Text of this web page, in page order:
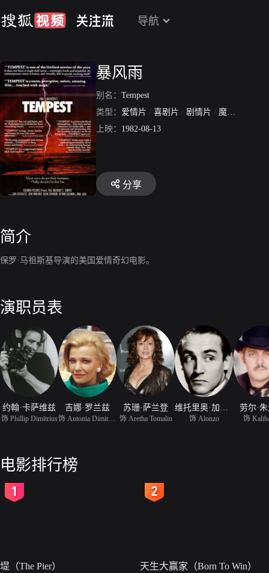
导航
暴风雨
别名： Tempest
类型： 爱情片 / 喜剧片 / 剧情片 / 魔幻片
上映： 1982-08-13
分享
简介
保罗·马祖斯基导演的美国爱情奇幻电影。
演职员表
约翰·卡萨维兹
饰 Phillip Dimitrius
吉娜·罗兰兹 苏珊·萨兰登
饰 Aretha Tomalin 饰 Alonzo
劳尔·
饰
电影排行榜
堤（The Pier） 天生大赢家（Born To Win）